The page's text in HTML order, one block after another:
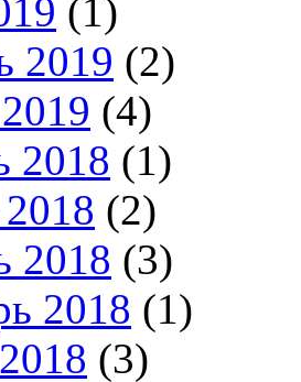
(1)
2019 (2)
(4)
2018 (1)
(2)
2018 (3)
2018 (1)
(3)